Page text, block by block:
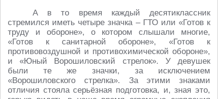
А в то время каждый десятиклассник
стремился иметь четыре значка – ГТО или «Готов к
труду и обороне», о котором слышали многие,
«Готов к санитарной обороне», «Готов к
противовоздушной и противохимической обороне»,
и «Юный Ворошиловский стрелок». У девушек
были те же значки, за исключением
«Ворошиловского стрелка». За этими знаками
отличия стояла серьёзная подготовка, и, зная это,